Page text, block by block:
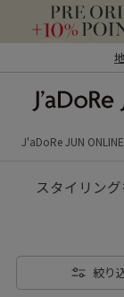
ン オンライン）
J'aDoRe JUN ONLINE
スタイリン
絞り